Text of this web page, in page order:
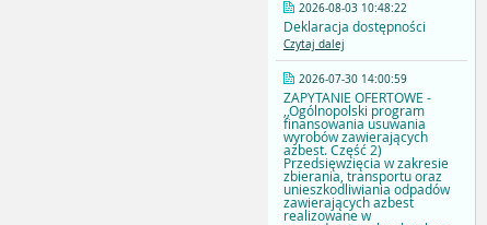
2026-08-03 10:48:22
Deklaracja dostępności
Czytaj dalej
2026-07-30 14:00:59
ZAPYTANIE OFERTOWE -
,,Ogólnopolski program
finansowania usuwania
wyrobów zawierających
azbest. Część 2)
Przedsięwzięcia w zakresie
zbierania, transportu oraz
unieszkodliwiania odpadów
zawierających azbest
realizowane w